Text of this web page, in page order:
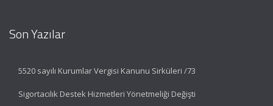
Son Yazılar
5520 sayılı Kurumlar Vergisi Kanunu Sirküleri /73
Sigortacılık Destek Hizmetleri Yönetmeliği Değişti